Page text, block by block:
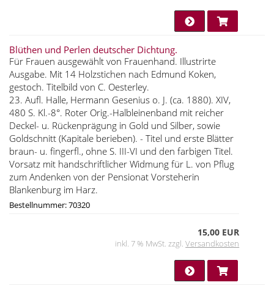
Blüthen und Perlen deutscher Dichtung.
Für Frauen ausgewählt von Frauenhand. Illustrirte
Ausgabe. Mit 14 Holzstichen nach Edmund Koken,
gestoch. Titelbild von C. Oesterley.
23. Aufl. Halle, Hermann Gesenius o. J. (ca. 1880). XIV,
480 S. Kl.-8°. Roter Orig.-Halbleinenband mit reicher
Deckel- u. Rückenprägung in Gold und Silber, sowie
Goldschnitt (Kapitale berieben). - Titel und erste Blätter
braun- u. fingerfl., ohne S. III-VI und den farbigen Titel.
Vorsatz mit handschriftlicher Widmung für L. von Pflug
zum Andenken von der Pensionat Vorsteherin
Blankenburg im Harz.
Bestellnummer: 70320
15,00 EUR
inkl. 7 % MwSt. zzgl.Versandkosten